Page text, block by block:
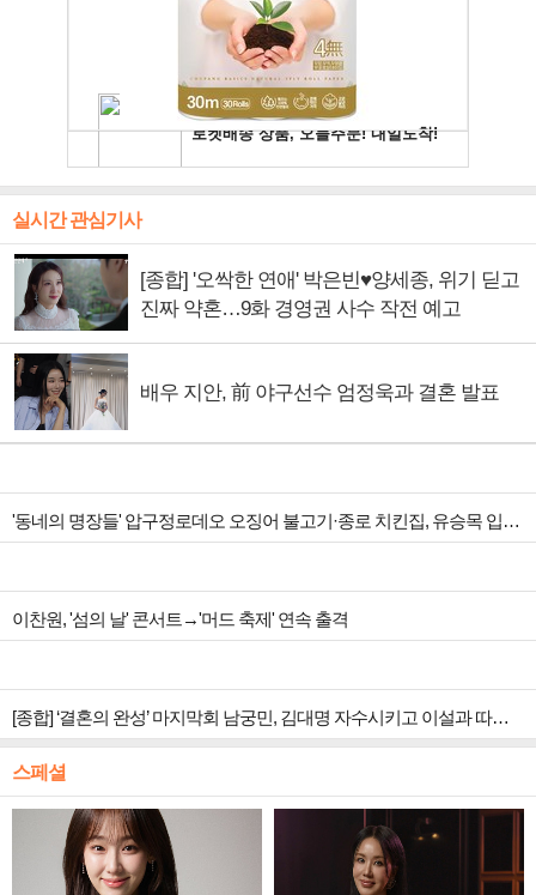
실시간 관심기사
[종합] '오싹한 연애' 박은빈♥양세종, 위기 딛고
진짜 약혼…9화 경영권 사수 작전 예고
배우 지안, 前 야구선수 엄정욱과 결혼 발표
'동네의 명장들' 압구정로데오 오징어 불고기·종로 치킨집, 유승목 입맛 저격
이찬원, '섬의 날' 콘서트→'머드 축제' 연속 출격
[종합] ‘결혼의 완성’ 마지막회 남궁민, 김대명 자수시키고 이설과 따뜻한 안녕
스페셜